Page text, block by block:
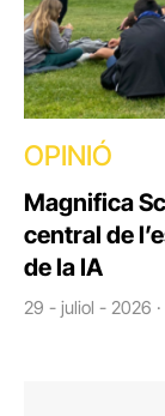
OPINIÓ
Magnifica
central de
de la IA
29 - juliol - 2026